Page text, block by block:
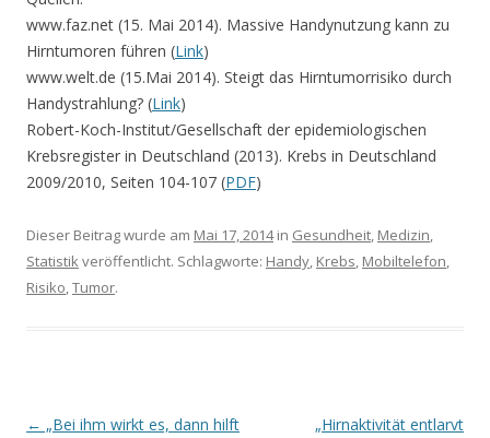
www.faz.net (15. Mai 2014). Massive Handynutzung kann zu
Hirntumoren führen (Link)
www.welt.de (15.Mai 2014). Steigt das Hirntumorrisiko durch
Handystrahlung? (Link)
Robert-Koch-Institut/Gesellschaft der epidemiologischen
Krebsregister in Deutschland (2013). Krebs in Deutschland
2009/2010, Seiten 104-107 (PDF)
Dieser Beitrag wurde am Mai 17, 2014in Gesundheit, Medizin,
Statistikveröffentlicht. Schlagworte: Handy, Krebs, Mobiltelefon,
Risiko,Tumor.
Beitrags-
← „Bei ihm wirkt es, dann hilft
„Hirnaktivität entlarvt